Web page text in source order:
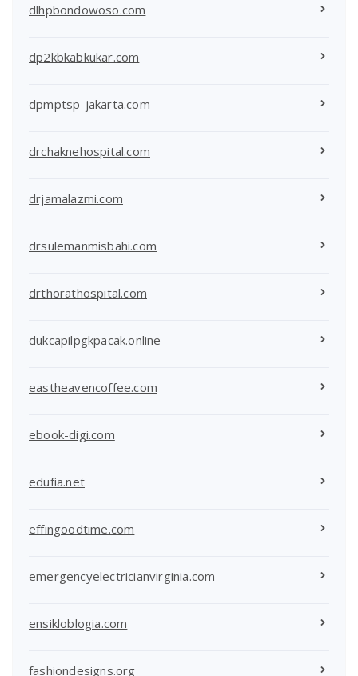
dlhpbondowoso.com
dp2kbkabkukar.com
dpmptsp-jakarta.com
drchaknehospital.com
drjamalazmi.com
drsulemanmisbahi.com
drthorathospital.com
dukcapilpgkpacak.online
eastheavencoffee.com
ebook-digi.com
edufia.net
effingoodtime.com
emergencyelectricianvirginia.com
ensikloblogia.com
fashiondesigns.org